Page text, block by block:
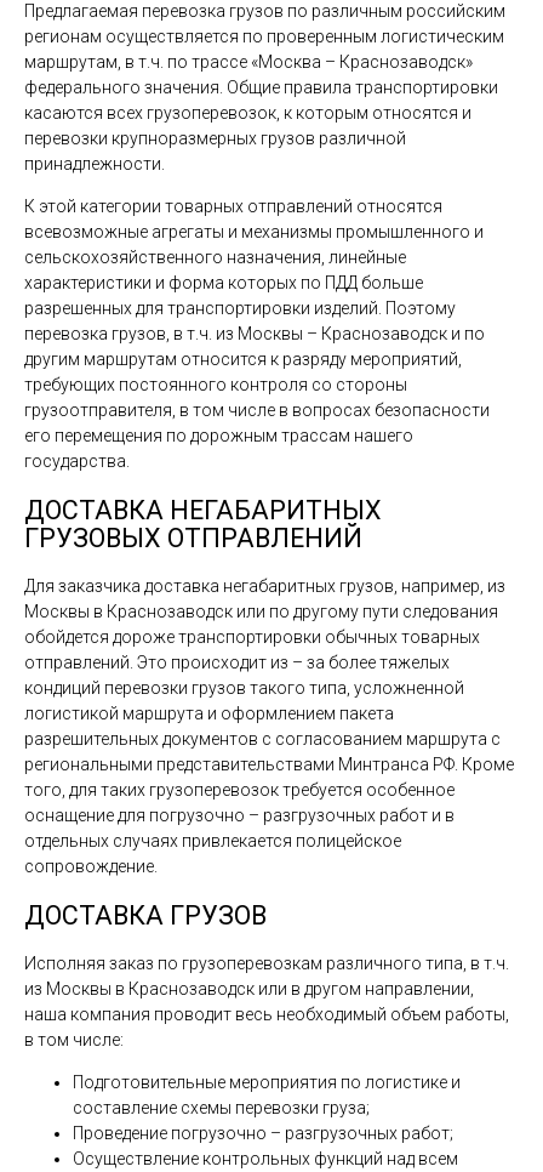
Предлагаемая перевозка грузов по различным российским
регионам осуществляется по проверенным логистическим
маршрутам, в т.ч. по трассе «Москва – Краснозаводск»
федерального значения. Общие правила транспортировки
касаются всех грузоперевозок, к которым относятся и
перевозки крупноразмерных грузов различной
принадлежности.
К этой категории товарных отправлений относятся
всевозможные агрегаты и механизмы промышленного и
сельскохозяйственного назначения, линейные
характеристики и форма которых по ПДД больше
разрешенных для транспортировки изделий. Поэтому
перевозка грузов, в т.ч. из Москвы – Краснозаводск и по
другим маршрутам относится к разряду мероприятий,
требующих постоянного контроля со стороны
грузоотправителя, в том числе в вопросах безопасности
его перемещения по дорожным трассам нашего
государства.
ДОСТАВКА НЕГАБАРИТНЫХ
ГРУЗОВЫХ ОТПРАВЛЕНИЙ
Для заказчика доставка негабаритных грузов, например, из
Москвы в Краснозаводск или по другому пути следования
обойдется дороже транспортировки обычных товарных
отправлений. Это происходит из – за более тяжелых
кондиций перевозки грузов такого типа, усложненной
логистикой маршрута и оформлением пакета
разрешительных документов с согласованием маршрута с
региональными представительствами Минтранса РФ. Кроме
того, для таких грузоперевозок требуется особенное
оснащение для погрузочно – разгрузочных работ и в
отдельных случаях привлекается полицейское
сопровождение.
ДОСТАВКА ГРУЗОВ
Исполняя заказ по грузоперевозкам различного типа, в т.ч.
из Москвы в Краснозаводск или в другом направлении,
наша компания проводит весь необходимый объем работы,
в том числе:
Подготовительные мероприятия по логистике и
составление схемы перевозки груза;
Проведение погрузочно – разгрузочных работ;
Осуществление контрольных функций над всем